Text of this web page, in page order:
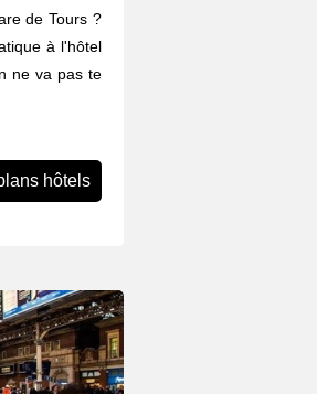
de Tours ?
à l'hôtel
ne va pas te
hôtels